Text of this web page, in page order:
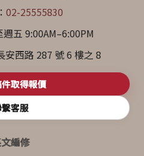
02-25555830
五 9:00AM–6:00PM
安西路 287 號 6 樓之 8
取得報價
客服
編修